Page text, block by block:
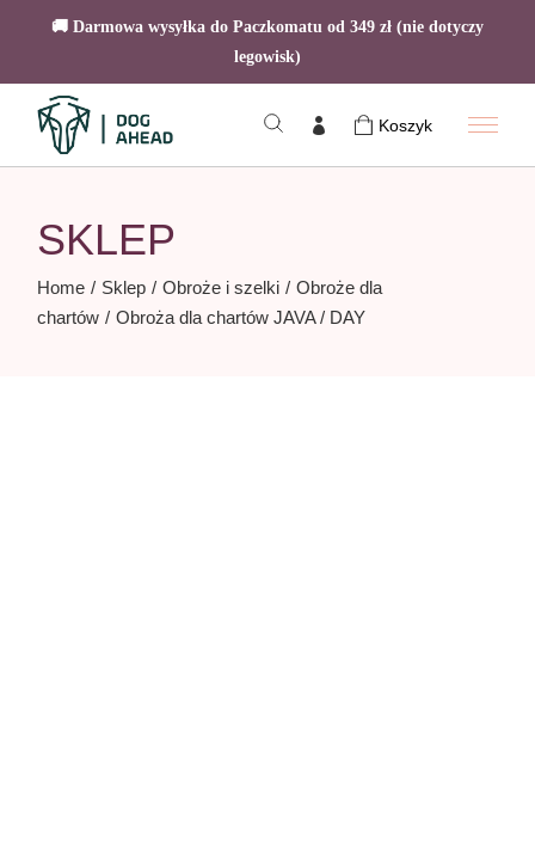
🚚 Darmowa wysyłka do Paczkomatu od 349 zł (nie dotyczy
legowisk)
content
Koszyk
SKLEP
Home Sklep Obroże i szelki
Obroże dla
chartów
Obroża dla chartów JAVA / DAY